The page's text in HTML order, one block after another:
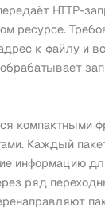
HTTP-
ресурсе.
к файлу и
компактными
Каждый
информацию
ряд